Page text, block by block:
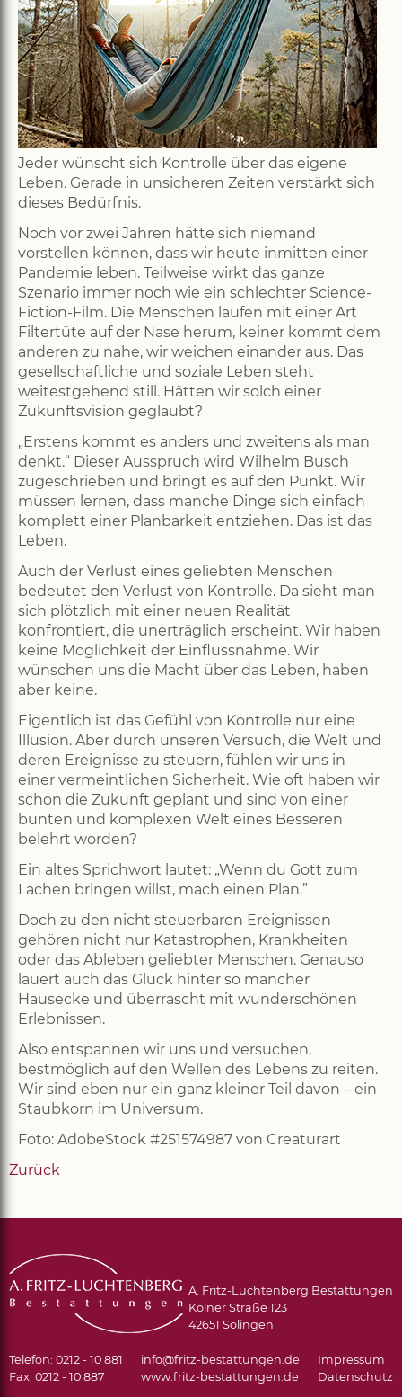
Jeder wünscht sich Kontrolle über das eigene
Leben. Gerade in unsicheren Zeiten verstärkt sich
dieses Bedürfnis.
Noch vor zwei Jahren hätte sich niemand
vorstellen können, dass wir heute inmitten einer
Pandemie leben. Teilweise wirkt das ganze
Szenario immer noch wie ein schlechter Science-
Fiction-Film. Die Menschen laufen mit einer Art
Filtertüte auf der Nase herum, keiner kommt dem
anderen zu nahe, wir weichen einander aus. Das
gesellschaftliche und soziale Leben steht
weitestgehend still. Hätten wir solch einer
Zukunftsvision geglaubt?
„Erstens kommt es anders und zweitens als man
denkt.“ Dieser Ausspruch wird Wilhelm Busch
zugeschrieben und bringt es auf den Punkt. Wir
müssen lernen, dass manche Dinge sich einfach
komplett einer Planbarkeit entziehen. Das ist das
Leben.
Auch der Verlust eines geliebten Menschen
bedeutet den Verlust von Kontrolle. Da sieht man
sich plötzlich mit einer neuen Realität
konfrontiert, die unerträglich erscheint. Wir haben
keine Möglichkeit der Einflussnahme. Wir
wünschen uns die Macht über das Leben, haben
aber keine.
Eigentlich ist das Gefühl von Kontrolle nur eine
Illusion. Aber durch unseren Versuch, die Welt und
deren Ereignisse zu steuern, fühlen wir uns in
einer vermeintlichen Sicherheit. Wie oft haben wir
schon die Zukunft geplant und sind von einer
bunten und komplexen Welt eines Besseren
belehrt worden?
Ein altes Sprichwort lautet: „Wenn du Gott zum
Lachen bringen willst, mach einen Plan.”
Doch zu den nicht steuerbaren Ereignissen
gehören nicht nur Katastrophen, Krankheiten
oder das Ableben geliebter Menschen. Genauso
lauert auch das Glück hinter so mancher
Hausecke und überrascht mit wunderschönen
Erlebnissen.
Also entspannen wir uns und versuchen,
bestmöglich auf den Wellen des Lebens zu reiten.
Wir sind eben nur ein ganz kleiner Teil davon – ein
Staubkorn im Universum.
Foto: AdobeStock #251574987 von Creaturart
Zurück
A. Fritz-Luchtenberg Bestattungen
Kölner Straße 123
42651 Solingen
Telefon: 0212 - 10 881
Fax: 0212 - 10 887
info@fritz-bestattungen.de
www.fritz-bestattungen.de
Impressum
Datenschutz
Unsere Internetseite verwendet
standardmäßig nur essenzielle Cookies. Diese
notwendig.
Mehr erfahren